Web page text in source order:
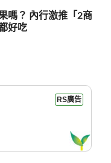
嗎？ 內行激推「2商
好吃
RS廣告